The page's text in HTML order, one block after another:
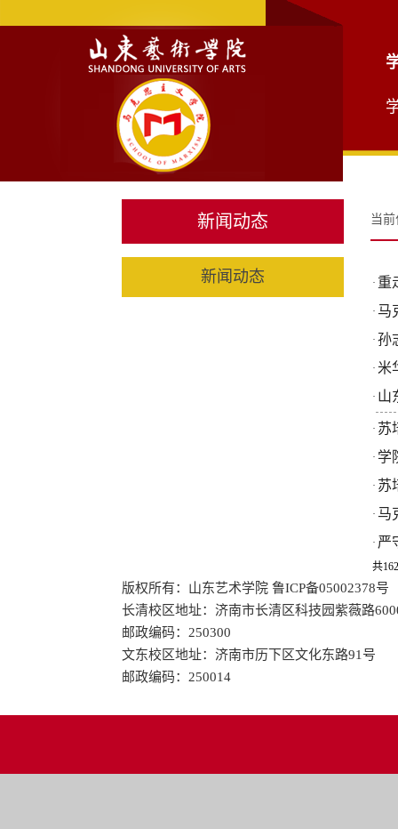
新闻动态
新闻动态
当
· 重
· 马
· 孙
· 米
· 山
· 苏
· 学
· 苏
· 马
· 严
共
版权所有：山东艺术学院 鲁ICP备05002378号
长清校区地址：济南市长清区科技园紫薇路
邮政编码：250300
文东校区地址：济南市历下区文化东路91号
邮政编码：250014